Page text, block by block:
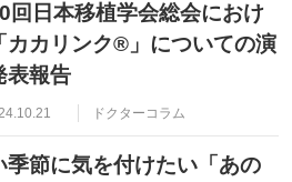
回日本移植学会総会におけ
カカリンク®」についての演
表報告
ドクターコラム
季節に気を付けたい「あの